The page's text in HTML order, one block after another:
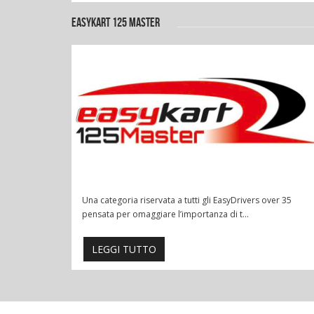
EASYKART 125 MASTER
Una categoria riservata a tutti gli EasyDrivers over 35
pensata per omaggiare l’importanza di t...
LEGGI TUTTO